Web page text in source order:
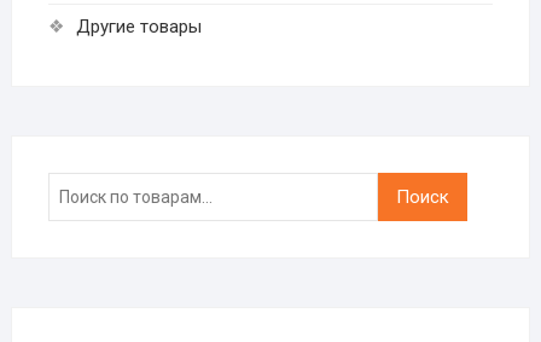
Другие товары
Искать:
Поиск